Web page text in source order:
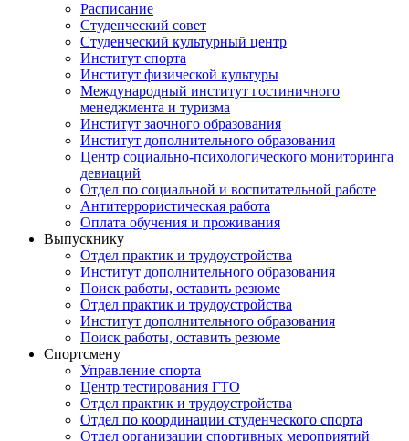
Расписание
Студенческий совет
Студенческий культурный центр
Институт спорта
Институт физической культуры
Международный институт гостиничного
менеджмента и туризма
Институт заочного образования
Институт дополнительного образования
Центр социально-психологического мониторинга
девиаций
Отдел по социальной и воспитательной работе
Антитеррористическая работа
Оплата обучения и проживания
Выпускнику
Отдел практик и трудоустройства
Институт дополнительного образования
Поиск работы, оставить резюме
Отдел практик и трудоустройства
Институт дополнительного образования
Поиск работы, оставить резюме
Спортсмену
Управление спорта
Центр тестирования ГТО
Отдел практик и трудоустройства
Отдел по координации студенческого спорта
Отдел организации спортивных мероприятий